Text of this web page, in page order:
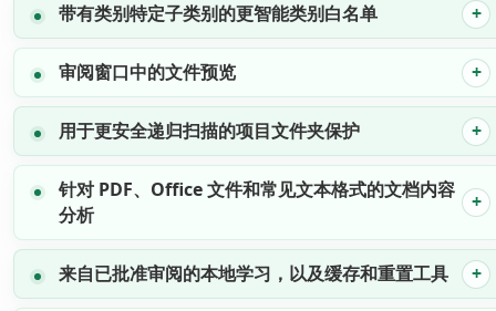
带有类别特定子类别的更智能类别白名单
审阅窗口中的文件预览
用于更安全递归扫描的项目文件夹保护
针对 PDF、Office 文件和常见文本格式的文档内容
分析
来自已批准审阅的本地学习，以及缓存和重置工具